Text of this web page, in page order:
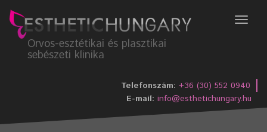
Menü
Orvos-esztétikai és plasztikai
sebészeti klinika
Telefonszám: +36 (30) 552 0940
E-mail: info@esthetichungary.hu